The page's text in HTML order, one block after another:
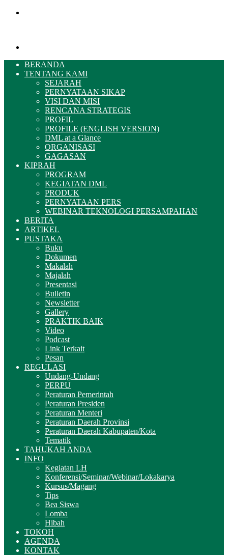
BERANDA
TENTANG KAMI
SEJARAH
PERNYATAAN SIKAP
VISI DAN MISI
RENCANA STRATEGIS
PROFIL
PROFILE (ENGLISH VERSION)
DML at a Glance
ORGANISASI
GAGASAN
KIPRAH
PROGRAM
KEGIATAN DML
PRODUK
PERNYATAAN PERS
WEBINAR TEKNOLOGI PERSAMPAHAN
BERITA
ARTIKEL
PUSTAKA
Buku
Dokumen
Makalah
Majalah
Presentasi
Bulletin
Newsletter
Gallery
PRAKTIK BAIK
Video
Podcast
Link Terkait
Pesan
REGULASI
Undang-Undang
PERPU
Peraturan Pemerintah
Peraturan Presiden
Peraturan Menteri
Peraturan Daerah Provinsi
Peraturan Daerah Kabupaten/Kota
Tematik
TAHUKAH ANDA
INFO
Kegiatan LH
Konferensi/Seminar/Webinar/Lokakarya
Kursus/Magang
Tips
Bea Siswa
Lomba
Hibah
TOKOH
AGENDA
KONTAK